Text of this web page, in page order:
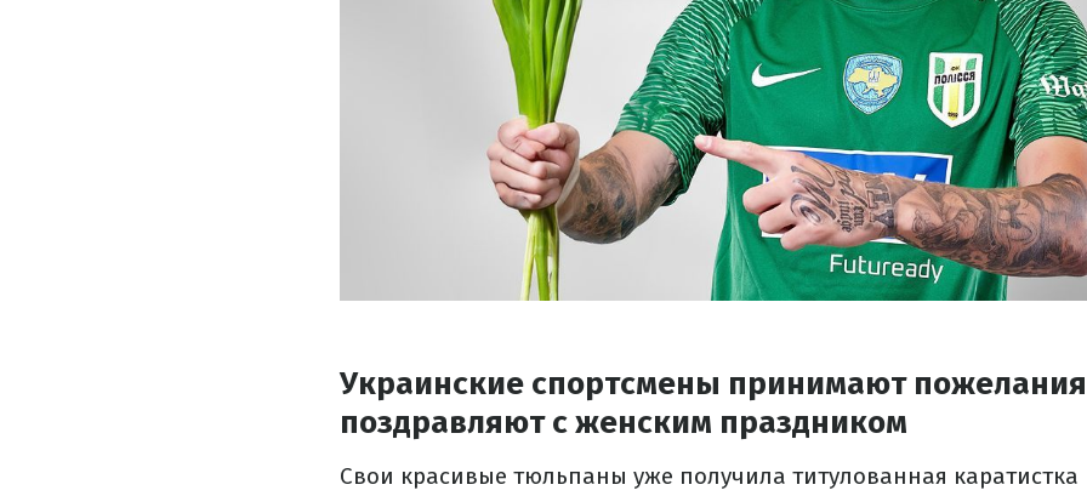
Украинские спортсмены принимают
поздравляют с женским праздником
Свои красивые тюльпаны уже получила титулованная каратистка